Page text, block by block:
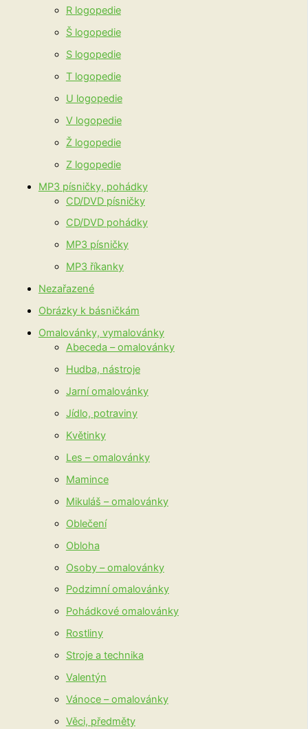
R logopedie
Š logopedie
S logopedie
T logopedie
U logopedie
V logopedie
Ž logopedie
Z logopedie
MP3 písničky, pohádky
CD/DVD písničky
CD/DVD pohádky
MP3 písničky
MP3 říkanky
Nezařazené
Obrázky k básničkám
Omalovánky, vymalovánky
Abeceda – omalovánky
Hudba, nástroje
Jarní omalovánky
Jídlo, potraviny
Květinky
Les – omalovánky
Mamince
Mikuláš – omalovánky
Oblečení
Obloha
Osoby – omalovánky
Podzimní omalovánky
Pohádkové omalovánky
Rostliny
Stroje a technika
Valentýn
Vánoce – omalovánky
Věci, předměty